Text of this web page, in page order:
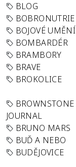
BLOG
BOBRONUTRIE
BOJOVÉ UMĚNÍ
BOMBARDÉR
BRAMBORY
BRAVE
BROKOLICE
BROWNSTONE
JOURNAL
BRUNO MARS
BUĎ A NEBO
BUDĚJOVICE